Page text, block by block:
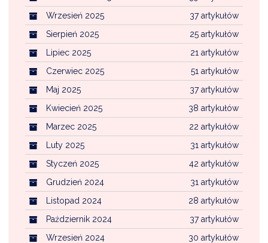
37 artykułów
Wrzesień 2025
25 artykułów
Sierpień 2025
21 artykułów
Lipiec 2025
51 artykułów
Czerwiec 2025
37 artykułów
Maj 2025
38 artykułów
Kwiecień 2025
22 artykułów
Marzec 2025
31 artykułów
Luty 2025
42 artykułów
Styczeń 2025
31 artykułów
Grudzień 2024
28 artykułów
Listopad 2024
37 artykułów
Październik 2024
30 artykułów
Wrzesień 2024